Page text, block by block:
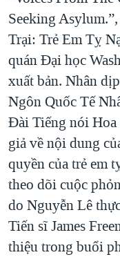
CÁC GIÁ TRỊ
THƯỢNG ĐỈNH
TRỊNH VĨNH BÌNH
NGƯ DÂN VIỆT VÀ
BÊN KIA QUỐC
QUAN HỆ VIỆT MỸ
Seeking
Trại: Trẻ Em Tỵ
quán Đại học
xuất bản. Nhân
Ngôn Quốc Tế
Đài Tiếng nói Hoa
giả về nội dung
quyền của trẻ em
theo dõi cuộc
do Nguyễn Lê
Tiến sĩ James
thiệu trong buổi